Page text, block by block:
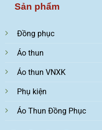
Sản phẩm
Đồng phục
Áo thun
Áo thun VNXK
Phụ kiện
Áo Thun Đồng Phục